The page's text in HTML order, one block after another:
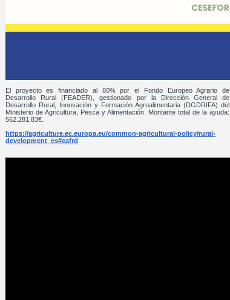
El proyecto es financiado al 80% por el Fondo Europeo Agrario de
Desarrollo Rural (FEADER), gestionado por la Dirección General de
Desarrollo Rural, Innovación y Formación Agroalimentaria (DGDRIFA) del
Ministerio de Agricultura, Pesca y Alimentación. Montante total de la ayuda:
562.281,83€.
https://agriculture.ec.europa.eu/common-agricultural-policy/rural-
development_es#eafrd